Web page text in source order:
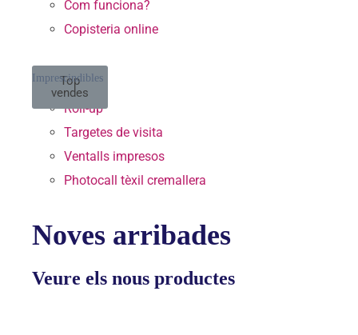
Com funciona?
Copisteria online
Top
vendes
Imprescindibles
Roll-up
Targetes de visita
Ventalls impresos
Photocall tèxil cremallera
Noves arribades
Veure els nous productes